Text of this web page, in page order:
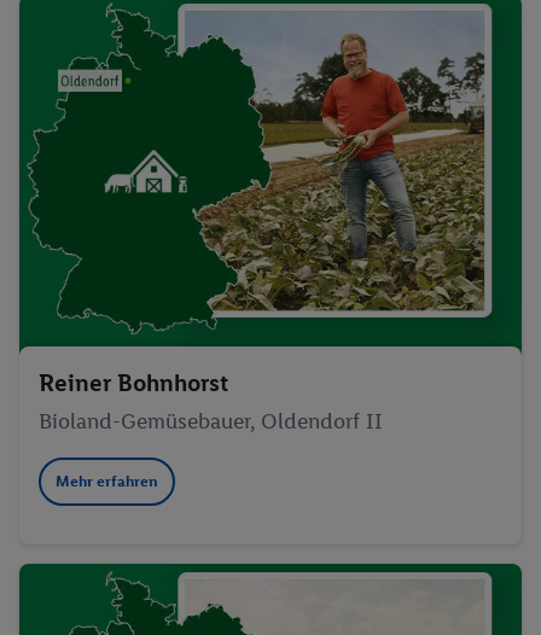
Reiner Bohnhorst
Bioland-Gemüsebauer, Oldendorf II
Mehr erfahren